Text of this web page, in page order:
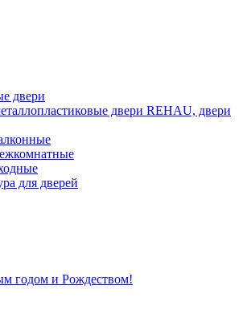
двери
двери REHAU, двери
для дверей
годом и Рождеством!